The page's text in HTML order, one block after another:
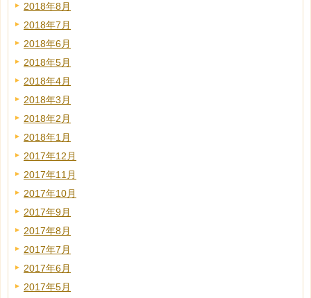
2018年8月
2018年7月
2018年6月
2018年5月
2018年4月
2018年3月
2018年2月
2018年1月
2017年12月
2017年11月
2017年10月
2017年9月
2017年8月
2017年7月
2017年6月
2017年5月